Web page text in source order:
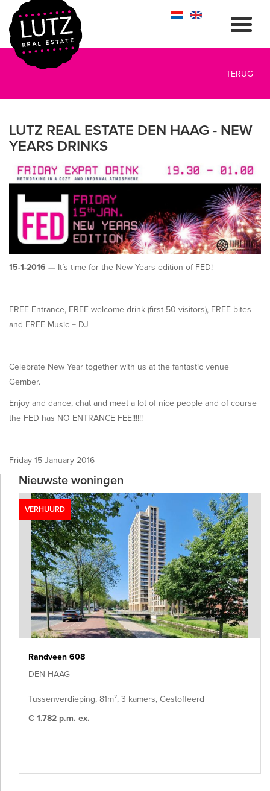
TERUG
LUTZ REAL ESTATE DEN HAAG - NEW
YEARS DRINKS
15-1-2016 — It´s time for the New Years edition of FED!
FREE Entrance, FREE welcome drink (first 50 visitors), FREE bites
and FREE Music + DJ
Celebrate New Year together with us at the fantastic venue
Gember.
Enjoy and dance, chat and meet a lot of nice people and of course
the FED has NO ENTRANCE FEE!!!!!!
Friday 15 January 2016
Nieuwste woningen
VERHUURD
Randveen 608
DEN HAAG
Tussenverdieping, 81m², 3 kamers, Gestoffeerd
€ 1.782 p.m. ex.